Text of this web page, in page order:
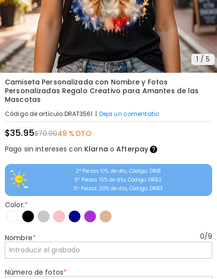
1 / 5
Camiseta Personalizada con Nombre y Fotos
Personalizadas Regalo Creativo para Amantes de las
Mascotas
Código de artículo:DRAT3561 | Deja un comentatio
$35.95$70.0049 % DTO
Pago sin intereses con Klarna oAfterpay
2ª Piezas 10% de dto, Código: DRB1
3ª Piezas 15% de dto, Código: DRB2
5ª Piezas 20% de dto, Código: DRB3
Color:*
Nombre* 0/9
Número de fotos*